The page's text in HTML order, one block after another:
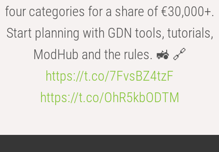
four categories for a share of €30,000+.
Start planning with GDN tools, tutorials,
ModHub and the rules. 🚜 🔗
https://t.co/7FvsBZ4tzF
https://t.co/OhR5kbODTM